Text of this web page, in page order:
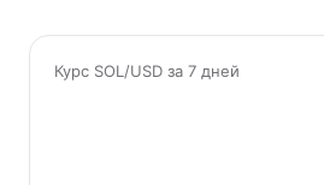
Курс SOL/USD за 7 дней